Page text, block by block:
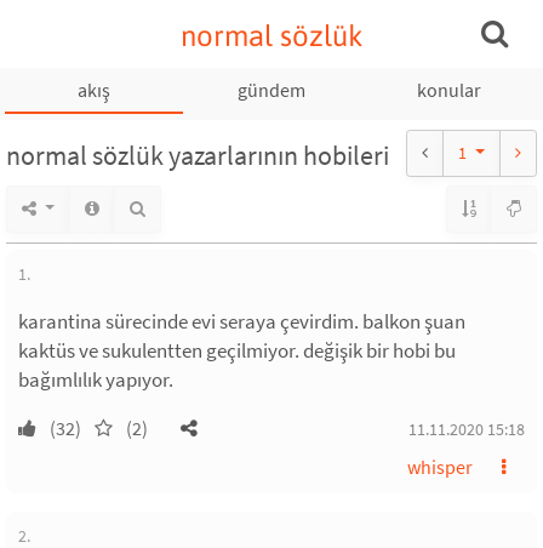
normal sözlük
akış gündem konular
normal sözlük yazarlarının hobileri 1
1.
karantina sürecinde evi seraya çevirdim. balkon şuan
kaktüs ve sukulentten geçilmiyor. değişik bir hobi bu
bağımlılık yapıyor.
(32) (2) 11.11.2020 15:18
whisper
2.